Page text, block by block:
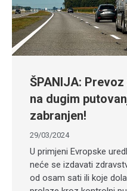
ŠPANIJA:
na dugim
zabranjen!
29/03/2024
U primjeni Evropske
neće se izdavati
od osam sati ili koje